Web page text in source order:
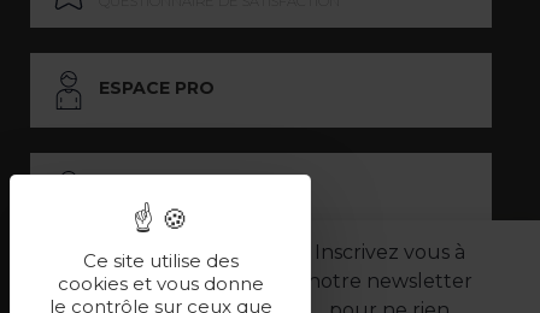
Inscrivez vous à
notre newsletter
ESPACE PRO
LES PARTENAIRES
Ce site utilise des
cookies et vous donne
le contrôle sur ceux que